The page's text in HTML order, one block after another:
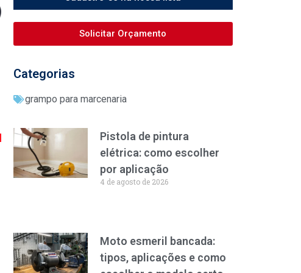
Solicitar Orçamento
Categorias
grampo para marcenaria
Pistola de pintura
elétrica: como escolher
por aplicação
4 de agosto de 2026
Moto esmeril bancada:
tipos, aplicações e como